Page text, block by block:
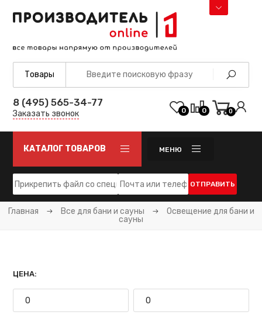
8 (495) 565-34-77
Заказать звонок 0 0 0
КАТАЛОГ ТОВАРОВ МЕНЮ
ОТПРАВИТЬ
Главная Все для бани и сауны
Освещение для бани и
сауны
ЦЕНА: